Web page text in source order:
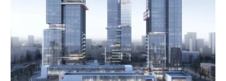
연면적 : 519,520㎡
규모 : B3F~49F
건축용도 : 공동주택